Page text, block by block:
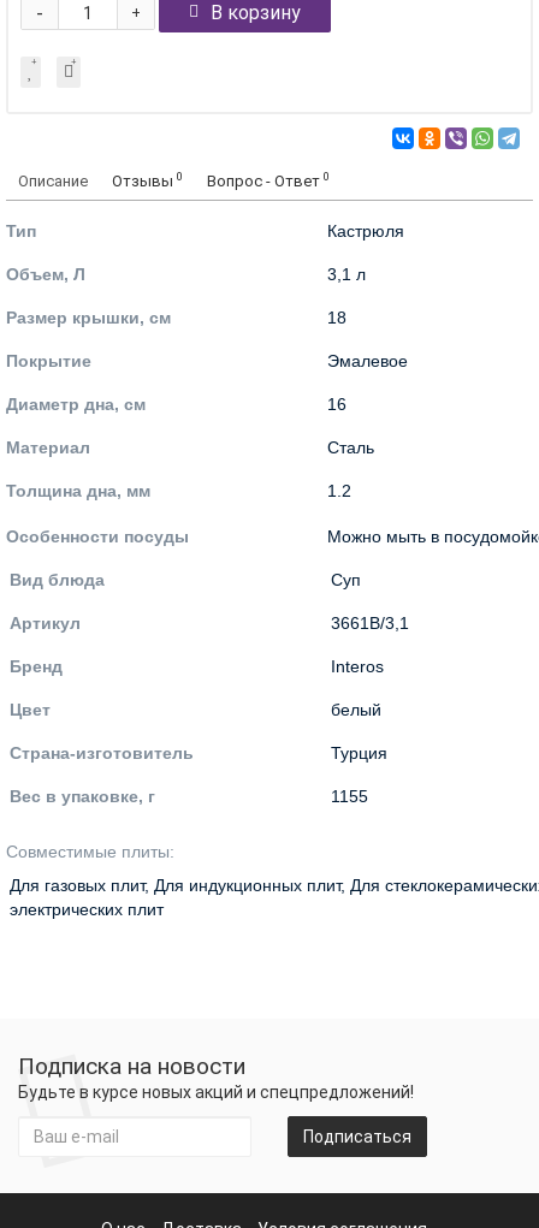
+
- В корзину
Описание Отзывы 0 Вопрос - Ответ 0
Тип Кастрюля
Объем, Л 3,1 л
Размер крышки, см 18
Покрытие Эмалевое
Диаметр дна, см 16
Материал Сталь
Толщина дна, мм 1.2
Особенности посуды Можно мыть в
Вид блюда Суп
Артикул 3661В/3,1
Бренд Interos
Цвет белый
Страна-изготовитель Турция
Вес в упаковке, г 1155
Совместимые плиты:
Для газовых плит, Для индукционных плит, Для
электрических плит
Подписка на новости
Будьте в курсе новых акций и спецпредложений!
Подписаться